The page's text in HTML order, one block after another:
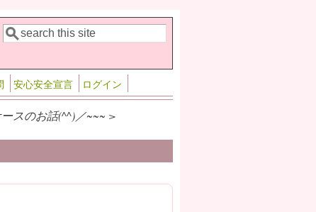
検索フォーム
検索
安心安全宣言 ログイン
スのお話(^^)／~~~ >